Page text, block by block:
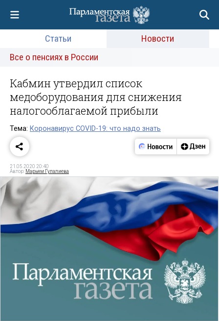
Статьи
Новости
Все о пенсиях в России
Кабмин утвердил список
медоборудования для снижения
налогооблагаемой прибыли
Тема: Коронавирус COVID-19: что надо знать
21.05.2020 20:40
Автор: Марьям Гулалиева